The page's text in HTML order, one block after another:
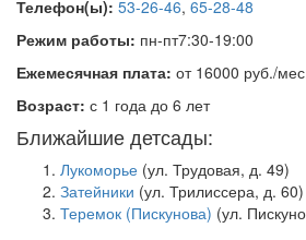
Телефон(ы): 53-26-46, 65-28-48
Режим работы: пн-пт7:30-19:00
Ежемесячная плата: от 16000 руб./
Возраст: с 1 года до 6 лет
Ближайшие детсады:
Лукоморье (ул. Трудовая, д. 49)
Затейники (ул. Трилиссера, д. 60)
Теремок (Пискунова) (ул.